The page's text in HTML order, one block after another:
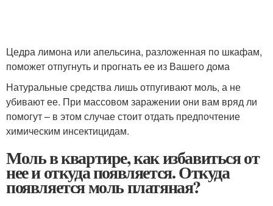
Цедра лимона или апельсина, разложенная по шкафам,
поможет отпугнуть и прогнать ее из Вашего дома
Натуральные средства лишь отпугивают моль, а не
убивают ее. При массовом заражении они вам вряд ли
помогут – в этом случае стоит отдать предпочтение
химическим инсектицидам.
Моль в квартире, как избавиться от
нее и откуда появляется. Откуда
появляется моль платяная?